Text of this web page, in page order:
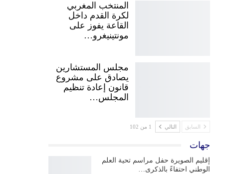
المنتخب المغربي
لكرة القدم داخل
القاعة يفوز على
مونتينيغرو…
مجلس المستشارين
يصادق على مشروع
قانون إعادة تنظيم
المجلس…
السابق التالي 1 من 102
جهات
إقليم الصويرة حفل مراسم تحية العلم
الوطني احتفاءً بالذكرى…